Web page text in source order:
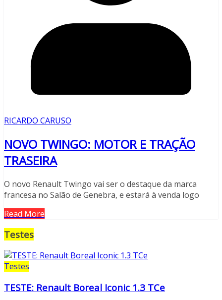
RICARDO CARUSO
NOVO TWINGO: MOTOR E TRAÇÃO
TRASEIRA
O novo Renault Twingo vai ser o destaque da marca
francesa no Salão de Genebra, e estará à venda logo
Read More
Testes
Testes
TESTE: Renault Boreal Iconic 1.3 TCe